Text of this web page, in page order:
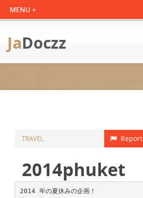
JaDoczz
Report
TRAVEL
2014phuket
2014 年の夏休みの企画！